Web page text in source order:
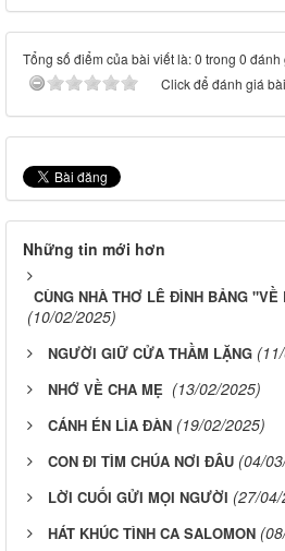
Tổng số điểm của bài viết là: 0 trong 0 đánh
Click để đánh giá
Những tin mới hơn
CÙNG NHÀ THƠ LÊ ĐÌNH BẢNG
(10/02/2025)
NGƯỜI GIỮ CỬA THẦM LẶNG
NHỚ VỀ CHA MẸ (13/02/2025)
CÁNH ÉN LÌA ĐÀN (19/02/2025)
CON ĐI TÌM CHÚA NƠI ĐÂU (04/
LỜI CUỐI GỬI MỌI NGƯỜI (27/
HÁT KHÚC TÌNH CA SALOMON